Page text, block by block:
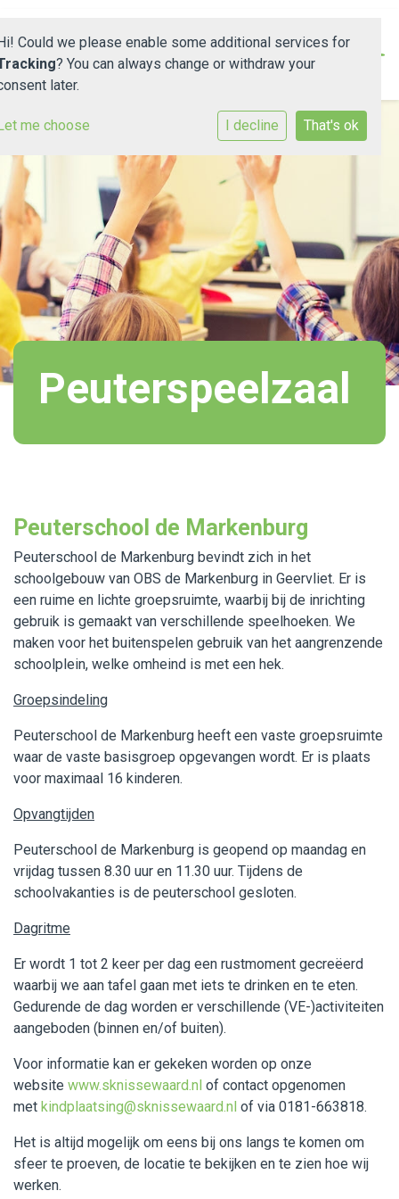
Onze school
Documenten en protocollen
Nieuws
Ouders
Leerlingenraad
PO/VO
ContactPeuterspeelzaal
Peuterschool de Markenburg
Peuterschool de Markenburg bevindt zich in het
schoolgebouw van OBS de Markenburg in Geervliet. Er is
een ruime en lichte groepsruimte, waarbij bij de inrichting
gebruik is gemaakt van verschillende speelhoeken. We
maken voor het buitenspelen gebruik van het aangrenzende
schoolplein, welke omheind is met een hek.
Groepsindeling
Peuterschool de Markenburg heeft een vaste groepsruimte
waar de vaste basisgroep opgevangen wordt. Er is plaats
voor maximaal 16 kinderen.
Opvangtijden
Peuterschool de Markenburg is geopend op maandag en
vrijdag tussen 8.30 uur en 11.30 uur. Tijdens de
schoolvakanties is de peuterschool gesloten.
Dagritme
Er wordt 1 tot 2 keer per dag een rustmoment gecreëerd
waarbij we aan tafel gaan met iets te drinken en te eten.
Gedurende de dag worden er verschillende (VE-)activiteiten
aangeboden (binnen en/of buiten).
Voor informatie kan er gekeken worden op onze
website www.sknissewaard.nl of contact opgenomen
met kindplaatsing@sknissewaard.nl of via 0181-663818.
Het is altijd mogelijk om eens bij ons langs te komen om
sfeer te proeven, de locatie te bekijken en te zien hoe wij
werken.
Could we please enable some additional services for
? You can always change or withdraw your
later.
me choose I decline That's ok